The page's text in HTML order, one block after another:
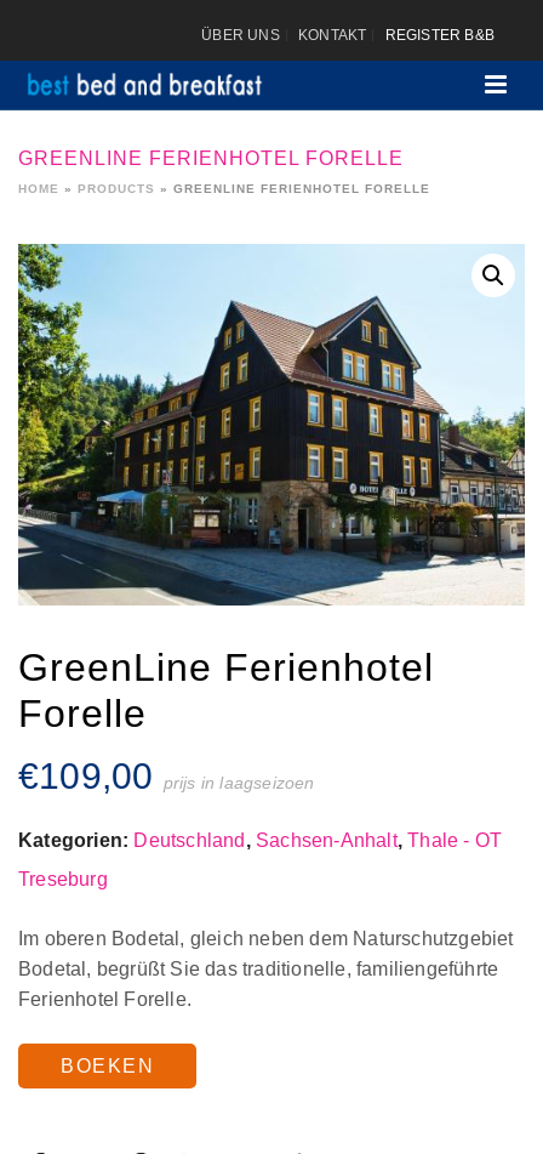
ÜBER UNS KONTAKT REGISTER B&B
GREENLINE FERIENHOTEL FORELLE
HOME » PRODUCTS » GREENLINE FERIENHOTEL FORELLE
GreenLine Ferienhotel
Forelle
€109,00 prijs in laagseizoen
Kategorien: Deutschland , Sachsen-Anhalt,Thale - OT
Treseburg
Im oberen Bodetal, gleich neben dem Naturschutzgebiet
Bodetal, begrüßt Sie das traditionelle, familiengeführte
Ferienhotel Forelle.
BOEKEN